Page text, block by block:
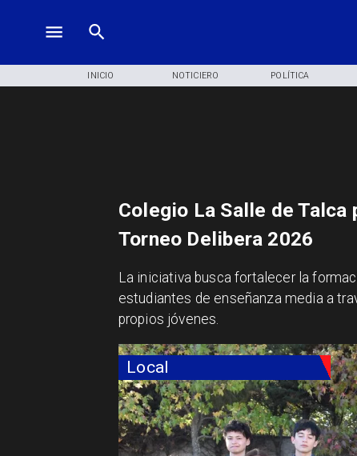
INICIO NOTICIERO POLÍTICA
Local
Colegio La Salle de
Torneo Delibera 2026
​La iniciativa busca fortalecer la
estudiantes de enseñanza media a
propios jóvenes.